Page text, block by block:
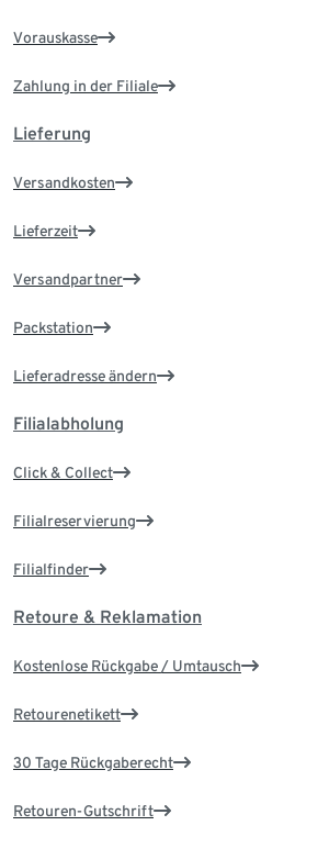
Vorauskasse
Zahlung in der Filiale
Lieferung
Versandkosten
Lieferzeit
Versandpartner
Packstation
Lieferadresse ändern
Filialabholung
Click & Collect
Filialreservierung
Filialfinder
Retoure & Reklamation
Kostenlose Rückgabe / Umtausch
Retourenetikett
30 Tage Rückgaberecht
Retouren-Gutschrift